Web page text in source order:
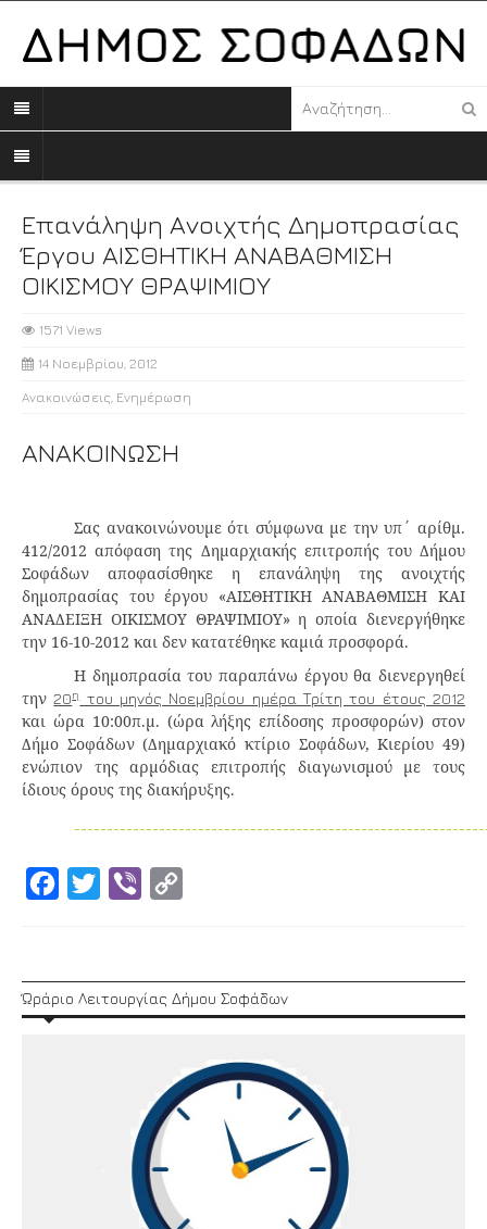
Επανάληψη Ανοιχτής Δημοπρασίας
Έργου ΑΙΣΘΗΤΙΚΗ ΑΝΑΒΑΘΜΙΣΗ
ΟΙΚΙΣΜΟΥ ΘΡΑΨΙΜΙΟΥ
1571 Views
14 Νοεμβρίου, 2012
Ανακοινώσεις Ενημέρωση
ΑΝΑΚΟΙΝΩΣΗ
Σας ανακοινώνουμε ότι σύμφωνα με την υπ΄ αρίθμ.
412/2012 απόφαση της Δημαρχιακής επιτροπής του Δήμου
Σοφάδων αποφασίσθηκε η επανάληψη της ανοιχτής
δημοπρασίας του έργου «ΑΙΣΘΗΤΙΚΗ ΑΝΑΒΑΘΜΙΣΗ ΚΑΙ
ΑΝΑΔΕΙΞΗ ΟΙΚΙΣΜΟΥ ΘΡΑΨΙΜΙΟΥ» η οποία διενεργήθηκε
την 16-10-2012 και δεν κατατέθηκε καμιά προσφορά.
Η δημοπρασία του παραπάνω έργου θα διενεργηθεί
την20ητου μηνός Νοεμβρίου ημέρα Τρίτη του έτους 2012
και ώρα 10:00π.μ. (ώρα λήξης επίδοσης προσφορών) στον
Δήμο Σοφάδων (Δημαρχιακό κτίριο Σοφάδων, Κιερίου 49)
ενώπιον της αρμόδιας επιτροπής διαγωνισμού με τους
ίδιους όρους της διακήρυξης.
Facebook
Twitter Viber
Ώράριο Λειτουργίας Δήμου Σοφάδων